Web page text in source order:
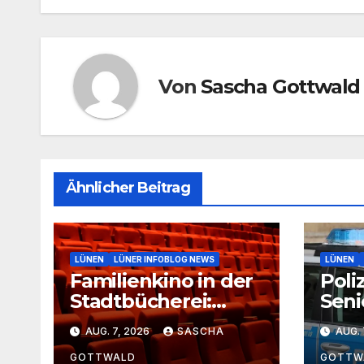
Von Sascha Gottwald
Ähnlicher Beitrag
LÜNEN LÜNER INFOBLOG NEWS
Familienkino in der
Stadtbücherei:
Geheimer Film bei
freiem Eintritt
AUG. 7, 2026 SASCHA
GOTTWALD
LÜNEN
AUG.